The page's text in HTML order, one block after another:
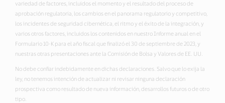
variedad de factores, incluidos el momento y el resultado del proceso de
aprobación regulatoria, los cambios en el panorama regulatorio y competitivo,
los incidentes de seguridad cibernética, el ritmo y el éxito de la integración, y
varios otros factores, incluidos los contenidos en nuestro Informe anual en el
Formulario 10-K para el año fiscal que finalizó el 30 de septiembre de 2023, y
nuestras otras presentaciones ante la Comisión de Bolsa y Valores de EE. UU.
No debe confiar indebidamente en dichas declaraciones. Salvo que lo exija la
ley, no tenemos intención de actualizar ni revisar ninguna declaración
prospectiva como resultado de nueva información, desarrollos futuros o de otro
tipo.